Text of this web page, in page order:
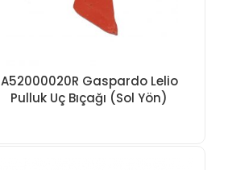
A52000020R Gaspardo Lelio
Pulluk Uç Bıçağı (Sol Yön)